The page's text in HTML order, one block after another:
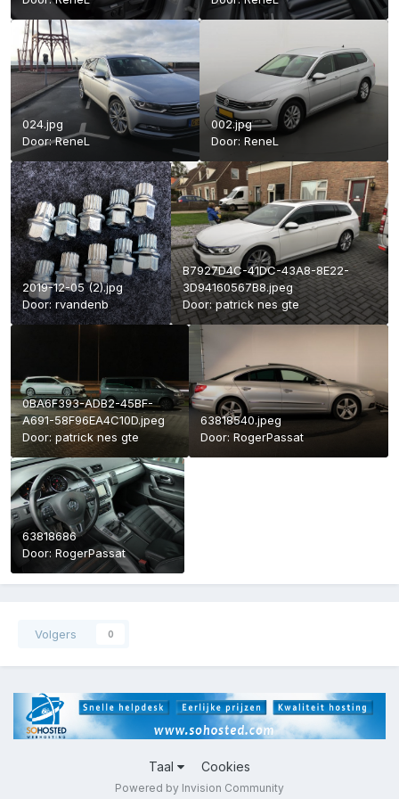
024.jpg
Door:ReneL
002.jpg
Door: ReneL
2019-12-05 (2).jpg
Door: rvandenb
B7927D4C-41DC-43A8-8E22-
3D94160567B8.jpeg
Door:patrick nes gte
0BA6F393-ADB2-45BF-
A691-58F96EA4C10D.jpeg
Door: patrick nes gte
63818540.jpeg
Door: RogerPassat
63818686
Door: RogerPassat
Volgers 0
Taal Cookies
Powered by Invision Community